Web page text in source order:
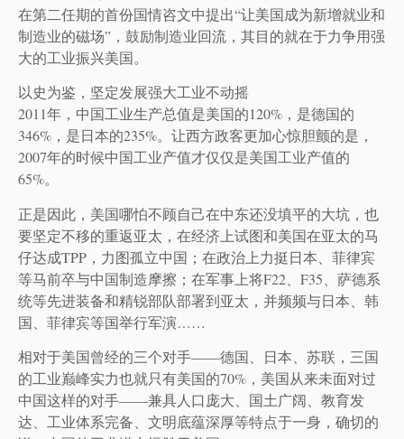
在第二任期的首份国情咨文中提出“让美国成为新增就业和
制造业的磁场”，鼓励制造业回流，其目的就在于力争用强
大的工业振兴美国。
以史为鉴，坚定发展强大工业不动摇
2011年，中国工业生产总值是美国的120%，是德国的
346%，是日本的235%。让西方政客更加心惊胆颤的是，
2007年的时候中国工业产值才仅仅是美国工业产值的
65%。
正是因此，美国哪怕不顾自己在中东还没填平的大坑，也
要坚定不移的重返亚太，在经济上试图和美国在亚太的马
仔达成TPP，力图孤立中国；在政治上力挺日本、菲律宾
等马前卒与中国制造摩擦；在军事上将F22、F35、萨德系
统等先进装备和精锐部队部署到亚太，并频频与日本、韩
国、菲律宾等国举行军演……
相对于美国曾经的三个对手——德国、日本、苏联，三国
的工业巅峰实力也就只有美国的70%，美国从来未面对过
中国这样的对手——兼具人口庞大、国土广阔、教育发
达、工业体系完备、文明底蕴深厚等特点于一身，确切的